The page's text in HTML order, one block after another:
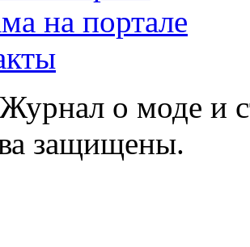
на портале
о моде и
защищены.